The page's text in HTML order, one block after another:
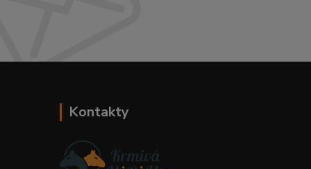
Kontakty